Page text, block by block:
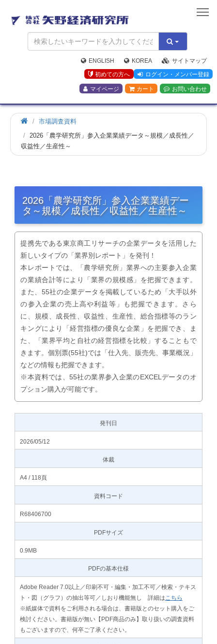
矢
野
経
済
研
究
所
ENGLISH KOREA
サイトマップ
初めての方へ
ログイン・メンバー登録
マイページ カート お問い合わせ
市場調査資料
2026「農学研究所」参入企業業績データ～規模／成長性／
収益性／生産性～
2026「農学研究所」参入企業業績デー
タ～規模／成長性／収益性／生産性～
提携先である東京商工リサーチの企業データを活用した
新しいタイプの「業界別レポート」を発刊！
本レポートでは、「農学研究所」業界への主要参入企業
の業績合計等により「業界の規模感」を把握できます。
また、55社の企業データを掲載しているため「大手以外
の参入企業の売上高や利益等」も把握できます。さら
に、規模、成長性、収益性、生産性、総合指標等のラン
キングにより「経営指標の優良な企業」を把握でき、ま
た、「業界平均と自社の経営指標を比較」することもで
きます。個別票(55社)では「仕入先、販売先、事業概況」
などの情報も把握できます。
※本資料では、55社の業界参入企業のEXCELデータのオ
プション購入が可能です。
発刊日
2026/05/12
体裁
A4 / 118頁
資料コード
R68406700
PDFサイズ
0.9MB
PDFの基本仕様
Adobe Reader 7.0以上／印刷不可・編集・加工不可／検索・テキス
ト・図（グラフ）の抽出等可／しおり機能無し 詳細は こちら
※紙媒体で資料をご利用される場合は、書籍版とのセット購入をご
検討ください。書籍版が無い【PDF商品のみ】取り扱いの調査資料
もございますので、何卒ご了承ください。